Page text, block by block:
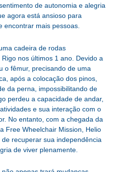
de autonomia e alegria
agora está ansioso para
encontrar mais pessoas.
cadeira de rodas
nos últimos 1 ano. Devido a
o fêmur, precisando de uma
após a colocação dos pinos,
da perna, impossibilitando de
perdeu a capacidade de andar,
e sua interação com o
No entanto, com a chegada da
Free Wheelchair Mission, Helio
recuperar sua independência
de viver plenamente.